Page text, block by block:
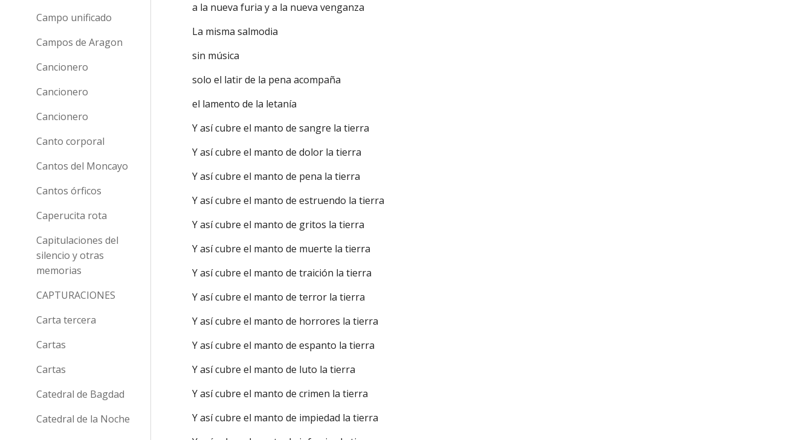
Campo unificado
Campos de Aragon
Cancionero
Cancionero
Cancionero
Canto corporal
Cantos del Moncayo
Cantos órficos
Caperucita rota
Capitulaciones del
silencio y otras
memorias
CAPTURACIONES
Carta tercera
Cartas
Cartas
Catedral de Bagdad
Catedral de la Noche
a la nueva furia y a la nueva venganza
La misma salmodia
sin música
solo el latir de la pena acompaña
el lamento de la letanía
Y así cubre el manto de sangre la tierra
Y así cubre el manto de dolor la tierra
Y así cubre el manto de pena la tierra
Y así cubre el manto de estruendo la tierra
Y así cubre el manto de gritos la tierra
Y así cubre el manto de muerte la tierra
Y así cubre el manto de traición la tierra
Y así cubre el manto de terror la tierra
Y así cubre el manto de horrores la tierra
Y así cubre el manto de espanto la tierra
Y así cubre el manto de luto la tierra
Y así cubre el manto de crimen la tierra
Y así cubre el manto de impiedad la tierra